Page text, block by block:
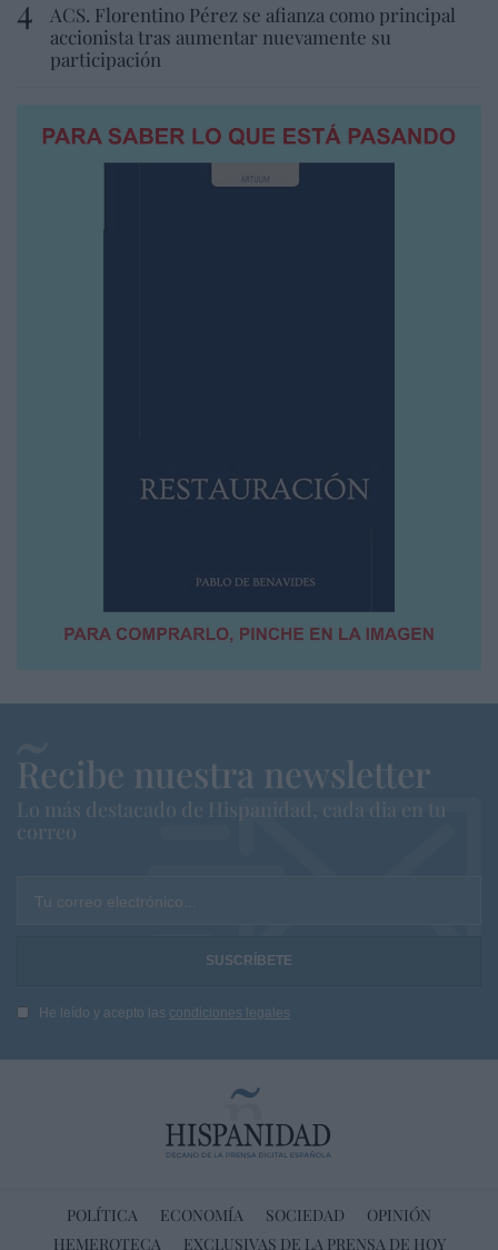
ACS. Florentino Pérez se afianza como principal
accionista tras aumentar nuevamente su
participación
Recibe nuestra newsletter
Lo más destacado de Hispanidad, cada dia en tu
correo
Tu correo electrónico...
He leído y acepto las condiciones legales
POLÍTICA ECONOMÍA SOCIEDAD
OPINIÓN
HEMEROTECA
EXCLUSIVAS DE LA PRENSA DE HOY